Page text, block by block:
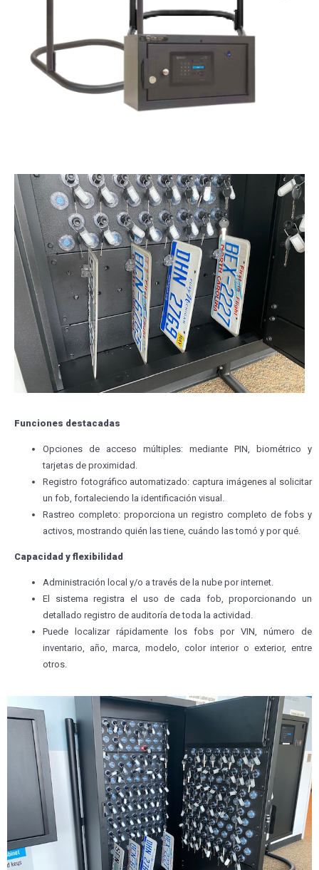
Funciones destacadas
Opciones de acceso múltiples: mediante PIN, biométrico y
tarjetas de proximidad.
Registro fotográfico automatizado: captura imágenes al solicitar
un fob, fortaleciendo la identificación visual.
Rastreo completo: proporciona un registro completo de fobs y
activos, mostrando quién las tiene, cuándo las tomó y por qué.
Capacidad y flexibilidad
Administración local y/o a través de la nube por internet.
El sistema registra el uso de cada fob, proporcionando un
detallado registro de auditoría de toda la actividad.
Puede localizar rápidamente los fobs por VIN, número de
inventario, año, marca, modelo, color interior o exterior, entre
otros.